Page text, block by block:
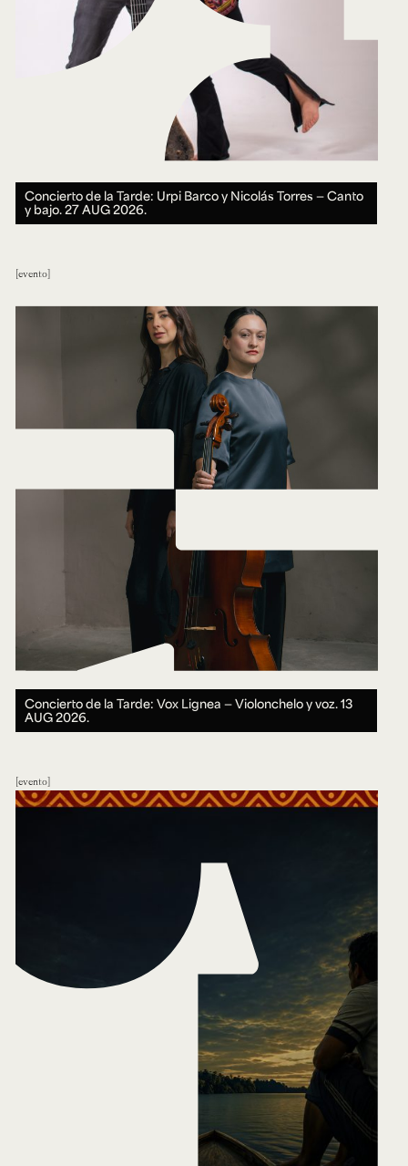
Concierto de la Tarde: Urpi Barco y Nicolás Torres — Canto
y bajo.27 AUG 2026.
evento
Concierto de la Tarde: Vox Lignea — Violonchelo y voz.13
AUG 2026.
evento